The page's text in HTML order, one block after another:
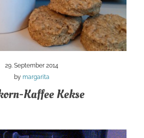
29. September 2014
by margarita
Kaffee Kekse